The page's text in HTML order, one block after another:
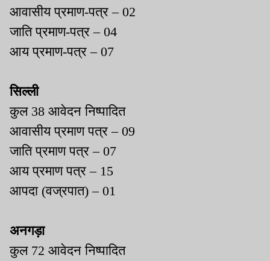
आवासीय प्रमाण-पत्र – 02
जाति प्रमाण-पत्र – 04
आय प्रमाण-पत्र – 07
सिल्ली
कुल 38 आवेदन निष्पादित
आवासीय प्रमाण पत्र – 09
जाति प्रमाण पत्र – 07
आय प्रमाण पत्र – 15
आपदा (वज्रपात) – 01
अनगड़ा
कुल 72 आवेदन निष्पादित